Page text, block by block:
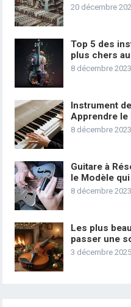
20 décembre
Top 5 des
plus chers
8 décembre 2023
Instrument
Apprendre le
8 décembre 2023
Guitare à
le Modèle
8 décembre 2023
Les plus
passer une
3 décembre 2025